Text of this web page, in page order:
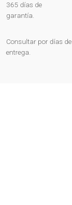
365 días de
garantía.
Consultar por días de
entrega.